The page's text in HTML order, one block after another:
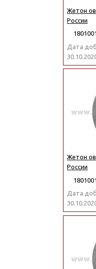
Жетон
России
Дата
Жетон
России
Дата